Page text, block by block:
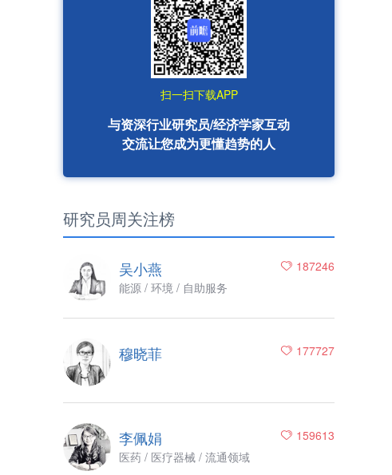
扫一扫下载APP
与资深行业研究员/经济学家互动
交流让您成为更懂趋势的人
研究员周关注榜
187246
吴小燕
能源 / 环境 / 自助服务
177727
穆晓菲
159613
李佩娟
医药 / 医疗器械 / 流通领域